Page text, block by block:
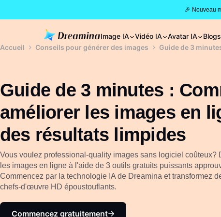
🎉 Nouveau
Image IA Vidéo IA Avatar IA Blogs
Accueil
Conseils pour générer des images Guide de 3
Guide de 3 minutes :
améliorer les images en
des résultats limpides
Vous voulez professional-quality images sans logiciel coûteux?
les images en ligne à l'aide de 3 outils gratuits puissants
Commencez par la technologie IA de Dreamina et transformez
chefs-d'œuvre HD époustouflants.
Commencez gratuitement